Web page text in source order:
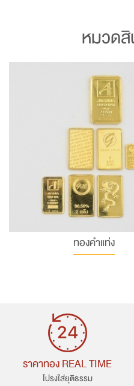
หมวด
ทองคำแท่ง
ราคาทอง REAL TIME
โปรงใส่ยุติธรรม